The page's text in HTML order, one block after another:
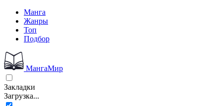
Манга
Жанры
Топ
Подбор
МангаМир
Закладки
Загрузка...